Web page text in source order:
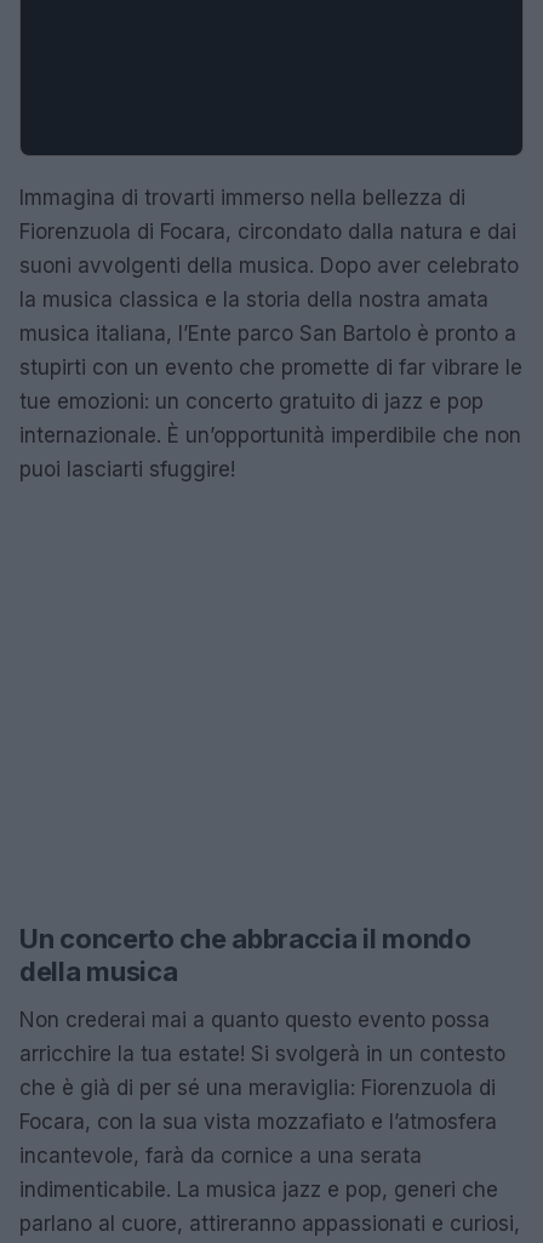
Immagina di trovarti immerso nella bellezza di
Fiorenzuola di Focara, circondato dalla natura e dai
suoni avvolgenti della musica. Dopo aver celebrato
la musica classica e la storia della nostra amata
musica italiana, l’Ente parco San Bartolo è pronto a
stupirti con un evento che promette di far vibrare le
tue emozioni: un concerto gratuito di jazz e pop
internazionale. È un’opportunità imperdibile che non
puoi lasciarti sfuggire!
Un concerto che abbraccia il mondo
della musica
Non crederai mai a quanto questo evento possa
arricchire la tua estate! Si svolgerà in un contesto
che è già di per sé una meraviglia: Fiorenzuola di
Focara, con la sua vista mozzafiato e l’atmosfera
incantevole, farà da cornice a una serata
indimenticabile. La musica jazz e pop, generi che
parlano al cuore, attireranno appassionati e curiosi,